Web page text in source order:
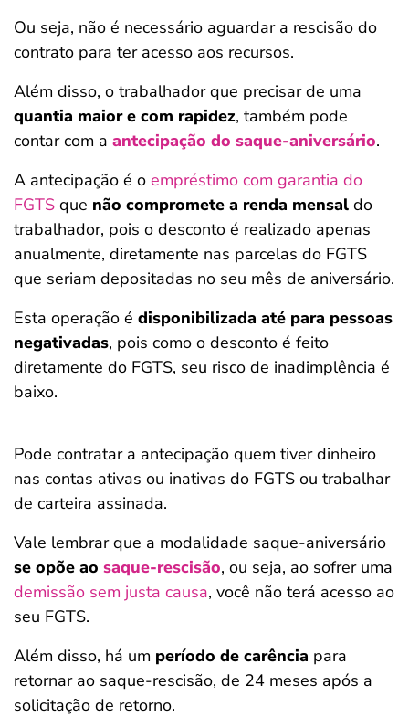
Ou seja, não é necessário aguardar a rescisão do
contrato para ter acesso aos recursos.
Além disso, o trabalhador que precisar de uma
quantia maior e com rapidez, também pode
contar com a antecipação do saque-aniversário.
A antecipação é o empréstimo com garantia do
FGTS que não compromete a renda mensal do
trabalhador, pois o desconto é realizado apenas
anualmente, diretamente nas parcelas do FGTS
que seriam depositadas no seu mês de aniversário.
Esta operação é disponibilizada até para pessoas
negativadas, pois como o desconto é feito
diretamente do FGTS, seu risco de inadimplência é
baixo.
Pode contratar a antecipação quem tiver dinheiro
nas contas ativas ou inativas do FGTS ou trabalhar
de carteira assinada.
Vale lembrar que a modalidade saque-aniversário
se opõe ao saque-rescisão, ou seja, ao sofrer uma
demissão sem justa causa, você não terá acesso ao
seu FGTS.
Além disso, há um período de carência para
retornar ao saque-rescisão, de 24 meses após a
solicitação de retorno.